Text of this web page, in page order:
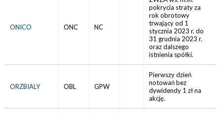
ONICO ONC NC
pokrycia straty za
rok obrotowy
trwający od 1
stycznia 2023 r. do
31 grudnia 2023 r.
oraz dalszego
istnienia spółki.
ORZBIALY OBL GPW
Pierwszy dzień
notowań bez
dywidendy 1 zł na
akcję.